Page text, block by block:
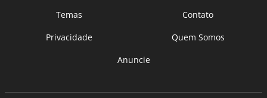
Temas
Contato
Privacidade
Quem Somos
Anuncie